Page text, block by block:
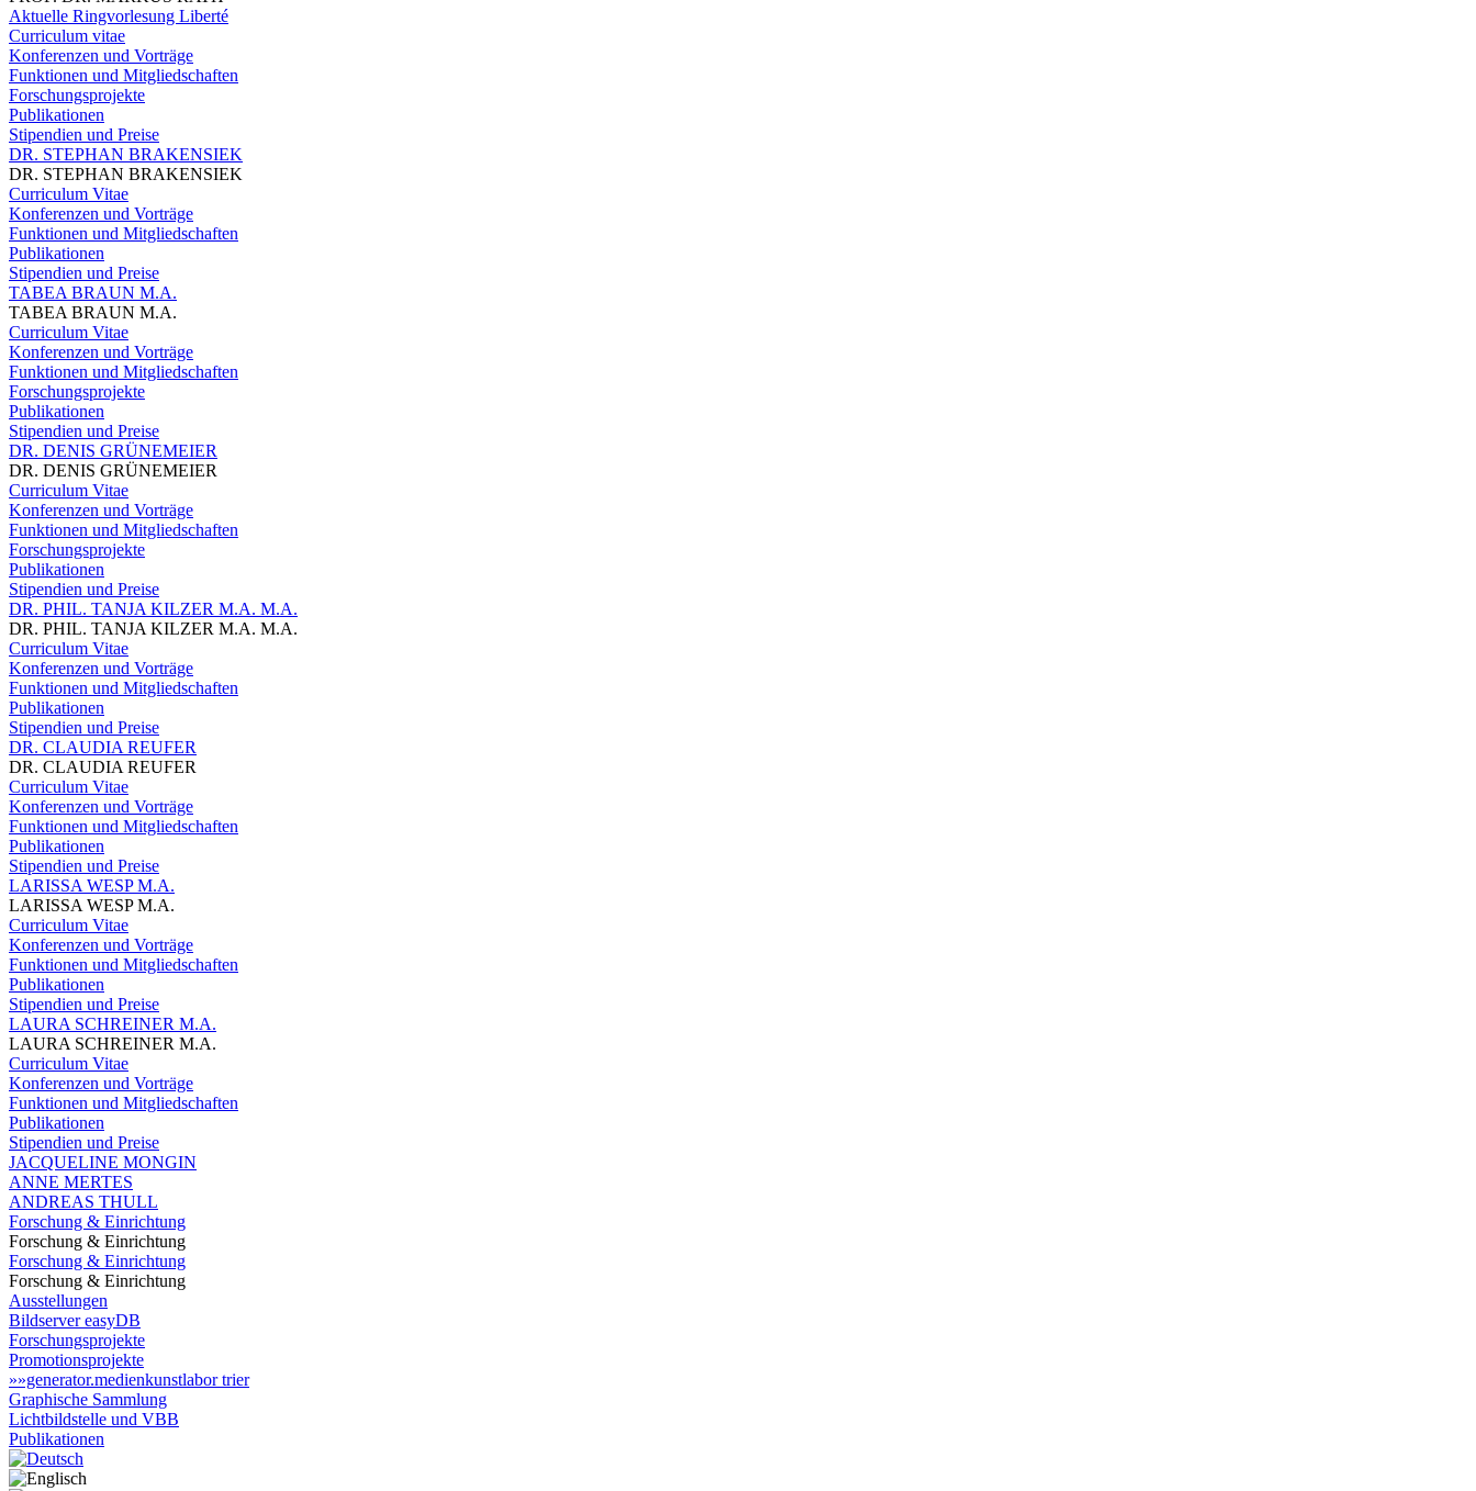
Aktuelle Ringvorlesung Liberté
Curriculum vitae
Konferenzen und Vorträge
Funktionen und Mitgliedschaften
Forschungsprojekte
Publikationen
Stipendien und Preise
DR. STEPHAN BRAKENSIEK
DR. STEPHAN BRAKENSIEK
Curriculum Vitae
Konferenzen und Vorträge
Funktionen und Mitgliedschaften
Publikationen
Stipendien und Preise
TABEA BRAUN M.A.
TABEA BRAUN M.A.
Curriculum Vitae
Konferenzen und Vorträge
Funktionen und Mitgliedschaften
Forschungsprojekte
Publikationen
Stipendien und Preise
DR. DENIS GRÜNEMEIER
DR. DENIS GRÜNEMEIER
Curriculum Vitae
Konferenzen und Vorträge
Funktionen und Mitgliedschaften
Forschungsprojekte
Publikationen
Stipendien und Preise
DR. PHIL. TANJA KILZER M.A. M.A.
DR. PHIL. TANJA KILZER M.A. M.A.
Curriculum Vitae
Konferenzen und Vorträge
Funktionen und Mitgliedschaften
Publikationen
Stipendien und Preise
DR. CLAUDIA REUFER
DR. CLAUDIA REUFER
Curriculum Vitae
Konferenzen und Vorträge
Funktionen und Mitgliedschaften
Publikationen
Stipendien und Preise
LARISSA WESP M.A.
LARISSA WESP M.A.
Curriculum Vitae
Konferenzen und Vorträge
Funktionen und Mitgliedschaften
Publikationen
Stipendien und Preise
LAURA SCHREINER M.A.
LAURA SCHREINER M.A.
Curriculum Vitae
Konferenzen und Vorträge
Funktionen und Mitgliedschaften
Publikationen
Stipendien und Preise
JACQUELINE MONGIN
ANNE MERTES
ANDREAS THULL
Forschung & Einrichtung
Forschung & Einrichtung
Forschung & Einrichtung
Forschung & Einrichtung
Ausstellungen
Bildserver easyDB
Forschungsprojekte
Promotionsprojekte
»»generator.medienkunstlabor trier
Graphische Sammlung
Lichtbildstelle und VBB
Publikationen